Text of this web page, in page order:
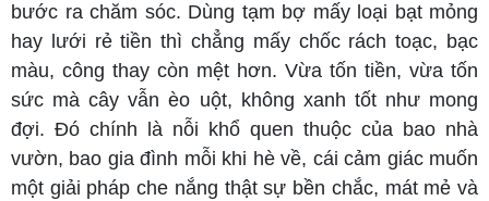
bước ra chăm sóc. Dùng tạm bợ mấy loại bạt mỏng
hay lưới rẻ tiền thì chẳng mấy chốc rách toạc, bạc
màu, công thay còn mệt hơn. Vừa tốn tiền, vừa tốn
sức mà cây vẫn èo uột, không xanh tốt như mong
đợi. Đó chính là nỗi khổ quen thuộc của bao nhà
vườn, bao gia đình mỗi khi hè về, cái cảm giác muốn
một giải pháp che nắng thật sự bền chắc, mát mẻ và